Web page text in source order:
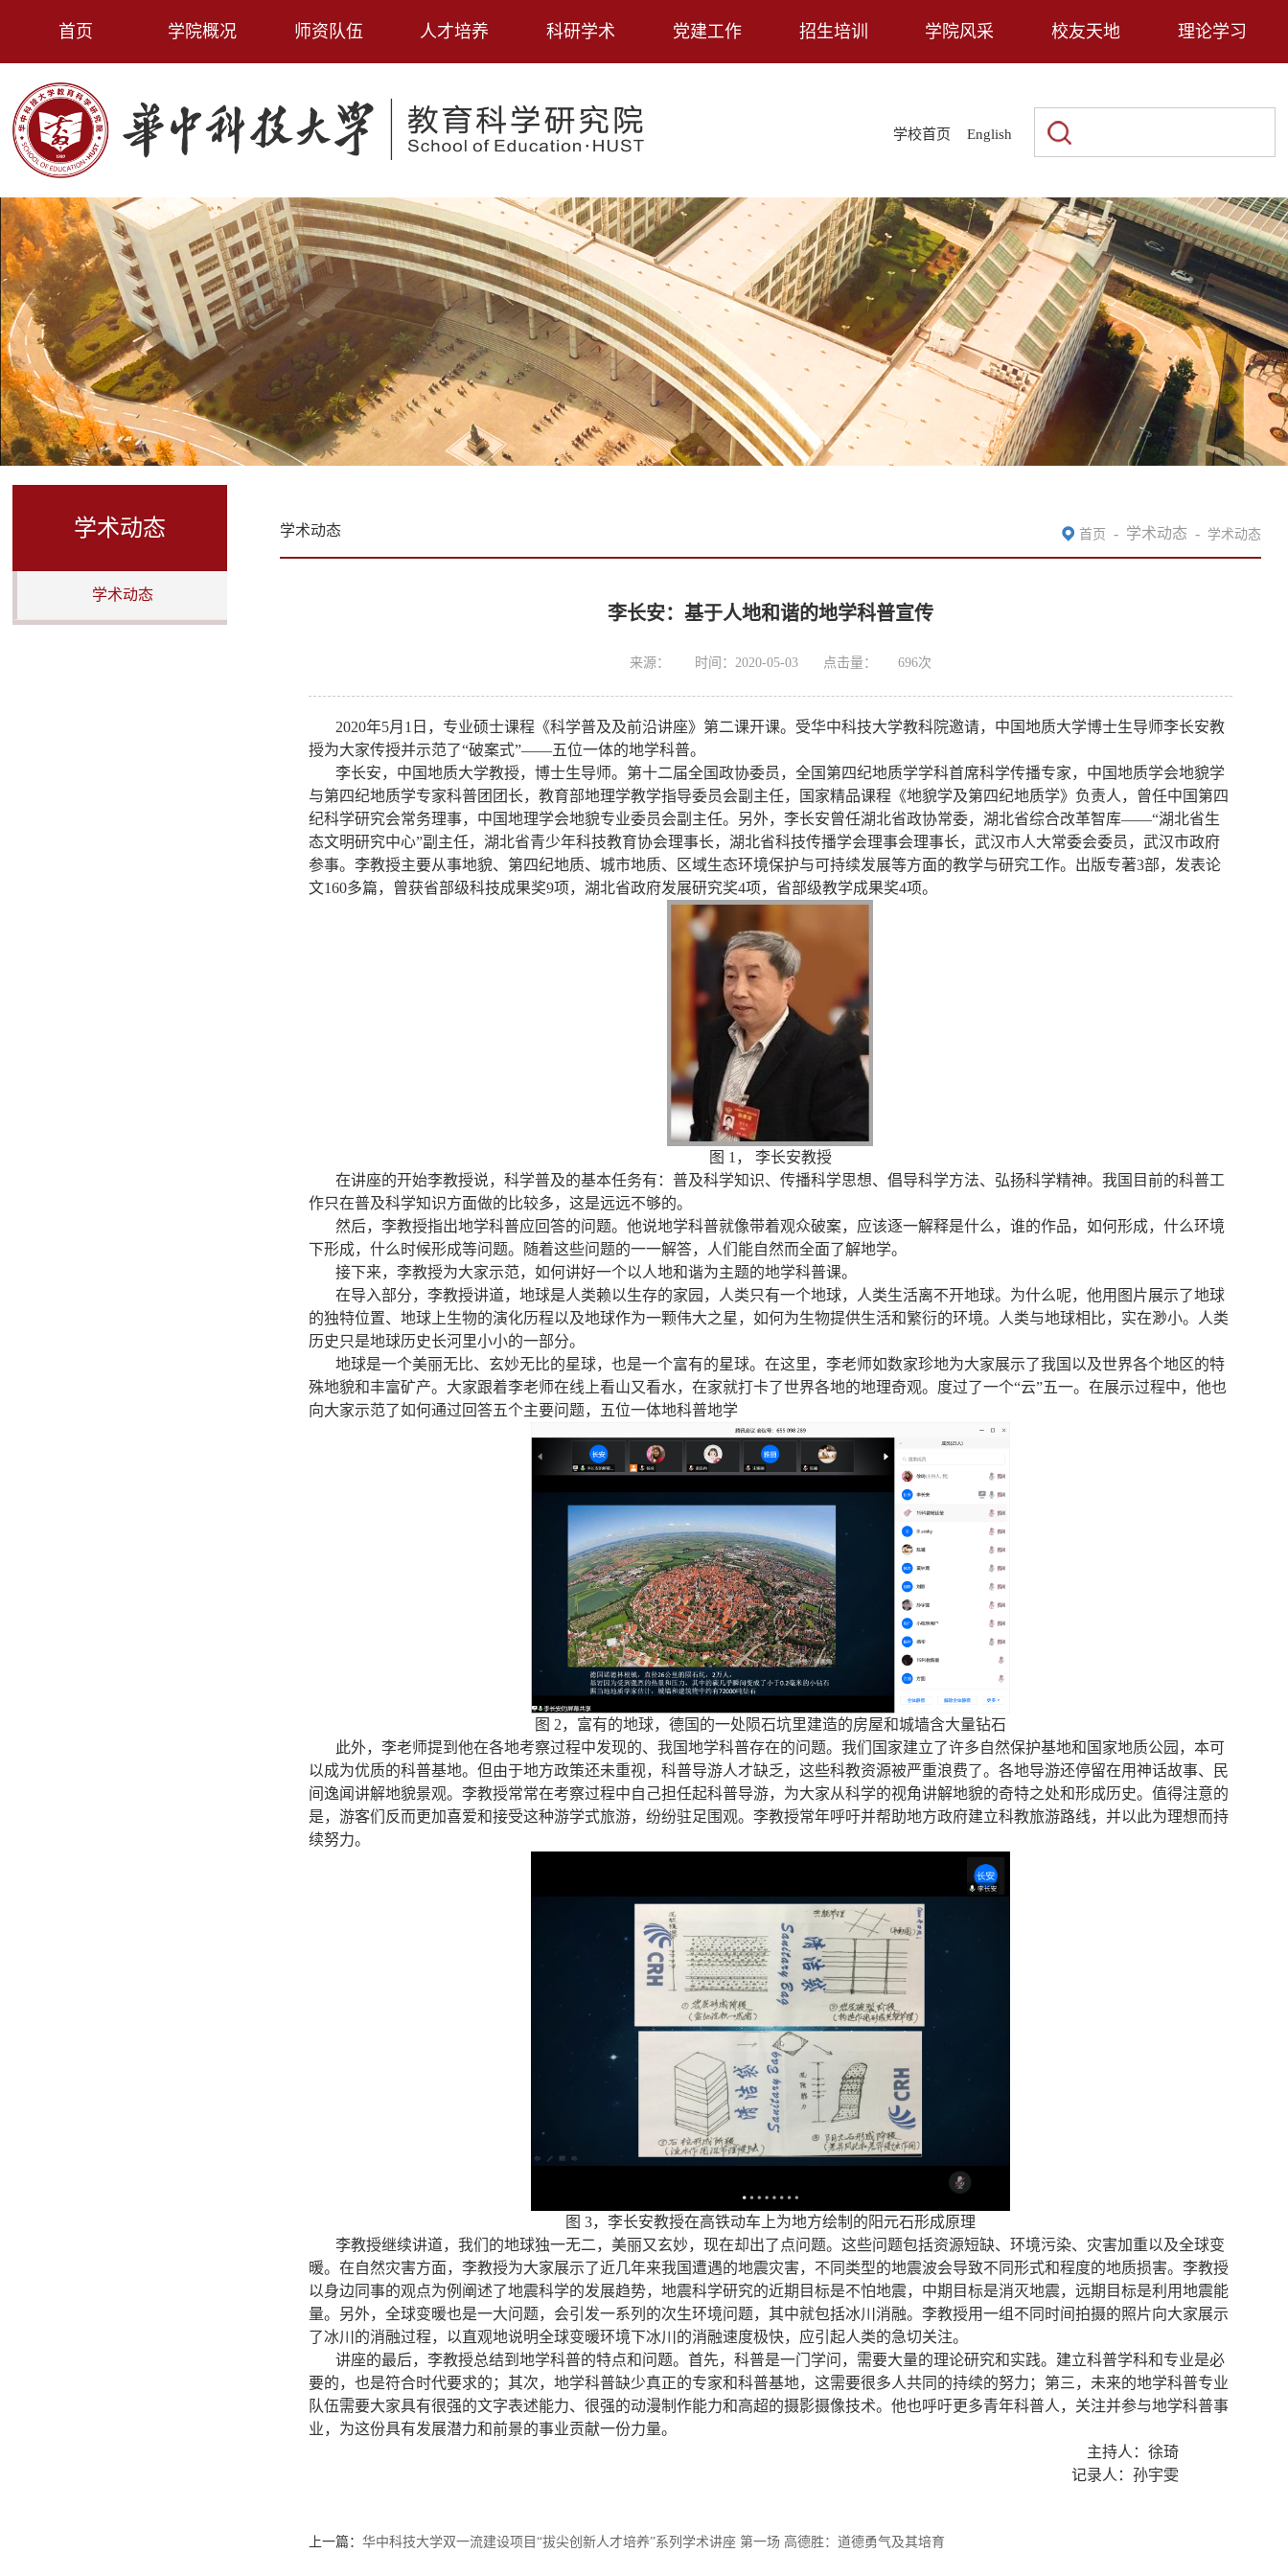
首页 学院概况 师资队伍 人才培养 科研学术 党建工作 招生培训 学院风采 校友天地 理论学习
学校首页 English
学术动态
学术动态
学术动态 首页 - 学术动态 - 学术动态
李长安：基于人地和谐的地学科普宣传
来源： 时间：2020-05-03 点击量： 696次
2020年5月1日，专业硕士课程《科学普及及前沿讲座》第二课开课。受华中科技大学教科院邀请，中国地质大学博士生导师李长安教
授为大家传授并示范了“破案式”——五位一体的地学科普。
李长安，中国地质大学教授，博士生导师。第十二届全国政协委员，全国第四纪地质学学科首席科学传播专家，中国地质学会地貌学
与第四纪地质学专家科普团团长，教育部地理学教学指导委员会副主任，国家精品课程《地貌学及第四纪地质学》负责人，曾任中国第四
纪科学研究会常务理事，中国地理学会地貌专业委员会副主任。另外，李长安曾任湖北省政协常委，湖北省综合改革智库——“湖北省生
态文明研究中心”副主任，湖北省青少年科技教育协会理事长，湖北省科技传播学会理事会理事长，武汉市人大常委会委员，武汉市政府
参事。李教授主要从事地貌、第四纪地质、城市地质、区域生态环境保护与可持续发展等方面的教学与研究工作。出版专著3部，发表论
文160多篇，曾获省部级科技成果奖9项，湖北省政府发展研究奖4项，省部级教学成果奖4项。
图 1 ，
李长安教授
在讲座的开始李教授说，科学普及的基本任务有：普及科学知识、传播科学思想、倡导科学方法、弘扬科学精神。我国目前的科普工
作只在普及科学知识方面做的比较多，这是远远不够的。
然后，李教授指出地学科普应回答的问题。他说地学科普就像带着观众破案，应该逐一解释是什么，谁的作品，如何形成，什么环境
下形成，什么时候形成等问题。随着这些问题的一一解答，人们能自然而全面了解地学。
接下来，李教授为大家示范，如何讲好一个以人地和谐为主题的地学科普课。
在导入部分，李教授讲道，地球是人类赖以生存的家园，人类只有一个地球，人类生活离不开地球。为什么呢，他用图片展示了地球
的独特位置、地球上生物的演化历程以及地球作为一颗伟大之星，如何为生物提供生活和繁衍的环境。人类与地球相比，实在渺小。人类
历史只是地球历史长河里小小的一部分。
地球是一个美丽无比、玄妙无比的星球，也是一个富有的星球。在这里，李老师如数家珍地为大家展示了我国以及世界各个地区的特
殊地貌和丰富矿产。大家跟着李老师在线上看山又看水，在家就打卡了世界各地的地理奇观。度过了一个“云”五一。在展示过程中，他也
向大家示范了如何通过回答五个主要问题，五位一体地科普地学
图 2，富有的地球，德国的一处陨石坑里建造的房屋和城墙含大量钻石
此外，李老师提到他在各地考察过程中发现的、我国地学科普存在的问题。我们国家建立了许多自然保护基地和国家地质公园，本可
以成为优质的科普基地。但由于地方政策还未重视，科普导游人才缺乏，这些科教资源被严重浪费了。各地导游还停留在用神话故事、民
间逸闻讲解地貌景观。李教授常常在考察过程中自己担任起科普导游，为大家从科学的视角讲解地貌的奇特之处和形成历史。值得注意的
是，游客们反而更加喜爱和接受这种游学式旅游，纷纷驻足围观。李教授常年呼吁并帮助地方政府建立科教旅游路线，并以此为理想而持
续努力。
图 3，李长安教授在高铁动车上为地方绘制的阳元石形成原理
李教授继续讲道，我们的地球独一无二，美丽又玄妙，现在却出了点问题。这些问题包括资源短缺、环境污染、灾害加重以及全球变
暖。在自然灾害方面，李教授为大家展示了近几年来我国遭遇的地震灾害，不同类型的地震波会导致不同形式和程度的地质损害。李教授
以身边同事的观点为例阐述了地震科学的发展趋势，地震科学研究的近期目标是不怕地震，中期目标是消灭地震，远期目标是利用地震能
量。另外，全球变暖也是一大问题，会引发一系列的次生环境问题，其中就包括冰川消融。李教授用一组不同时间拍摄的照片向大家展示
了冰川的消融过程，以直观地说明全球变暖环境下冰川的消融速度极快，应引起人类的急切关注。
讲座的最后，李教授总结到地学科普的特点和问题。首先，科普是一门学问，需要大量的理论研究和实践。建立科普学科和专业是必
要的，也是符合时代要求的；其次，地学科普缺少真正的专家和科普基地，这需要很多人共同的持续的努力；第三，未来的地学科普专业
队伍需要大家具有很强的文字表述能力、很强的动漫制作能力和高超的摄影摄像技术。他也呼吁更多青年科普人，关注并参与地学科普事
业，为这份具有发展潜力和前景的事业贡献一份力量。
主持人：徐琦
记录人：孙宇雯
上一篇： 华中科技大学双一流建设项目“拔尖创新人才培养”系列学术讲座 第一场 高德胜：道德勇气及其培育